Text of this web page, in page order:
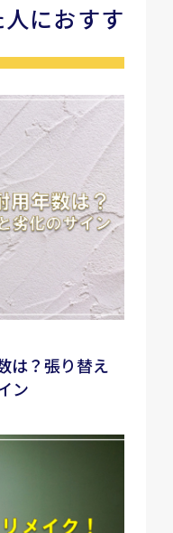
におすす
は？張り替え
ン